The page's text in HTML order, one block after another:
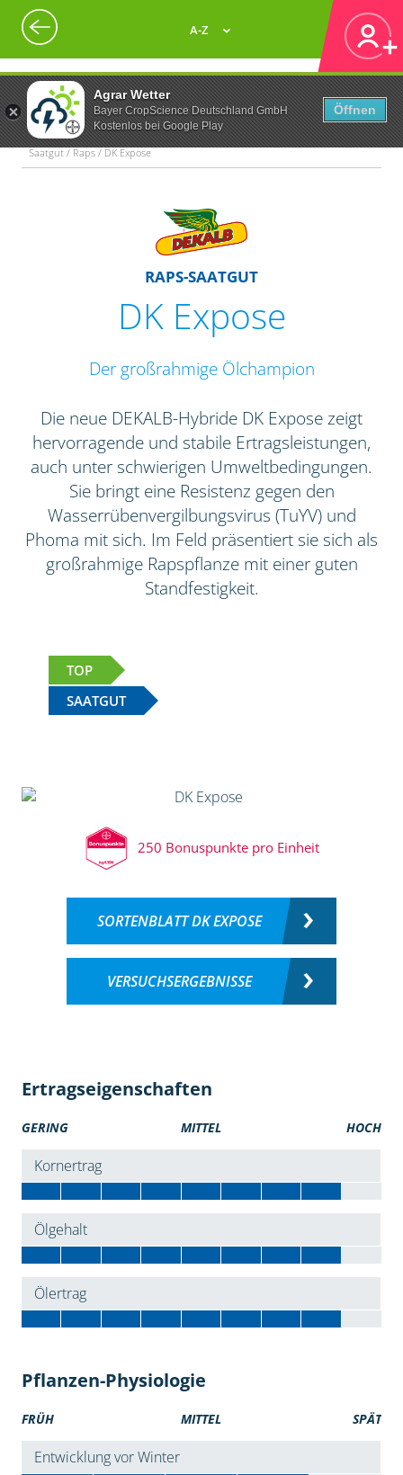
Agrar Wetter
Bayer CropScience Deutschland GmbH
Kostenlos bei Google Play
Öffnen
A-Z
Saatgut / Raps / DK Expose
RAPS-SAATGUT
DK Expose
Der großrahmige Ölchampion
Die neue DEKALB-Hybride DK Expose zeigt
hervorragende und stabile Ertragsleistungen,
auch unter schwierigen Umweltbedingungen.
Sie bringt eine Resistenz gegen den
Wasserrübenvergilbungsvirus (TuYV) und
Phoma mit sich. Im Feld präsentiert sie sich als
großrahmige Rapspflanze mit einer guten
Standfestigkeit.
TOP
SAATGUT
250 Bonuspunkte pro Einheit
SORTENBLATT DK EXPOSE
VERSUCHSERGEBNISSE
Ertragseigenschaften
GERING MITTEL HOCH
Kornertrag
Ölgehalt
Ölertrag
Pflanzen-Physiologie
FRÜH MITTEL SPÄT
Entwicklung vor Winter